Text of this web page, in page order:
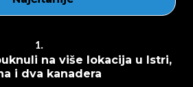
1.
na više lokacija u Istri,
i dva kanadera